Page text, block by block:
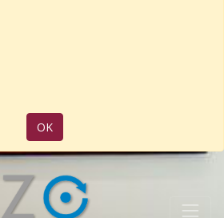
OK